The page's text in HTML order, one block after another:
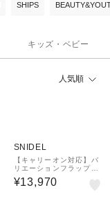
SHIPS
キッズ・ベビー
人気順
SNIDEL
【キャリーオン対応】バ
リエーションフラップボ
ストンバッグ
¥13,970